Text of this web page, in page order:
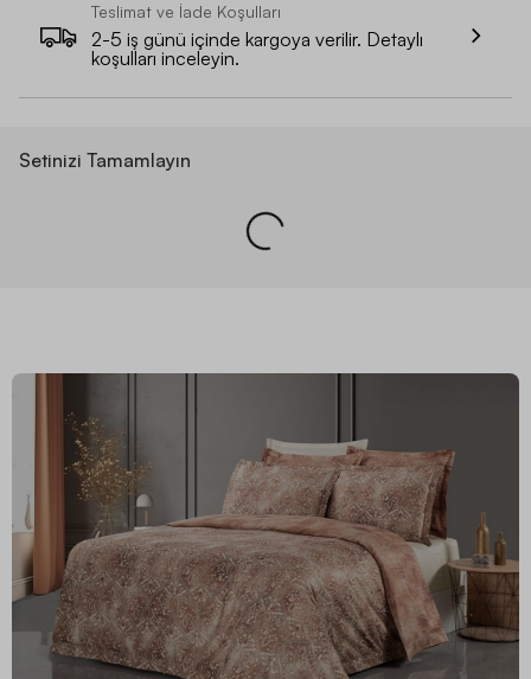
Teslimat ve İade Koşulları
2-5 iş günü içinde kargoya verilir. Detaylı
koşulları inceleyin.
Setinizi Tamamlayın